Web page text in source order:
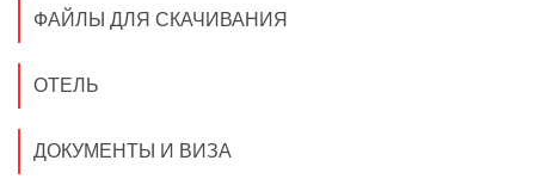
ФАЙЛЫ ДЛЯ СКАЧИВАНИЯ
ОТЕЛЬ
ДОКУМЕНТЫ И ВИЗА